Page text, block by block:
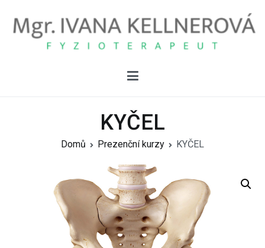
KYČEL
Domů Prezenční kurzy KYČEL